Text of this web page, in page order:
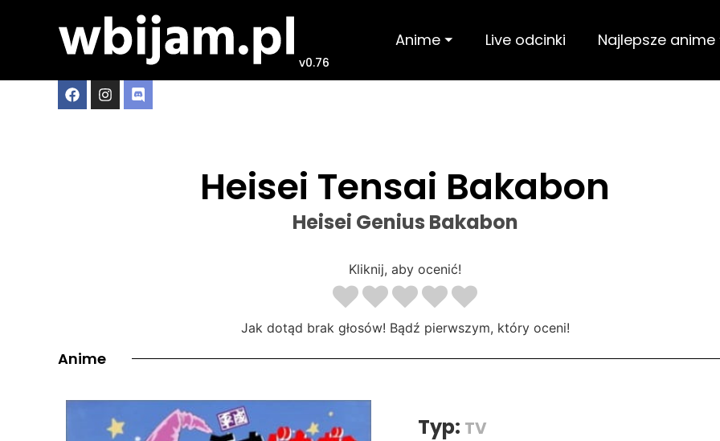
v0.76
Anime ⏷ Live odcinki Najlepsze anime
Heisei Tensai Bakabon
Heisei Genius Bakabon
Kliknij, aby ocenić!
Jak dotąd brak głosów! Bądź pierwszym, który oceni!
Anime
Typ: TV